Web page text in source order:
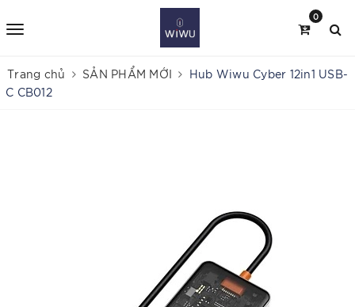
0
Trang chủ SẢN PHẨM MỚI
Hub Wiwu Cyber 12in1 USB-
C CB012